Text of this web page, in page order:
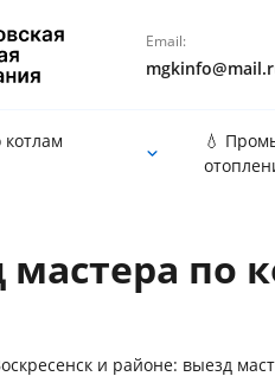
Email:
котлам
💧
по
и районе: выезд